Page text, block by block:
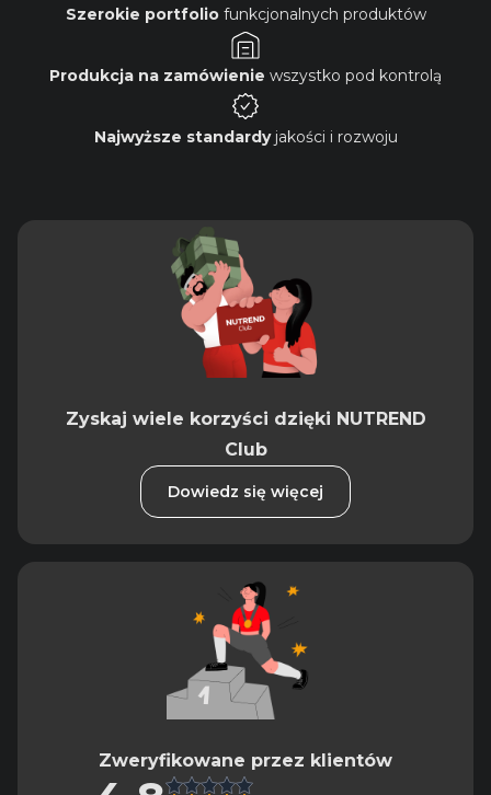
Szerokie portfoliofunkcjonalnych produktów
Produkcja na zamówienie wszystko pod kontrolą
Najwyższe standardyjakości i rozwoju
Zyskaj wiele korzyści dzięki NUTREND
Club
Dowiedz się więcej
Zweryfikowane przez klientów